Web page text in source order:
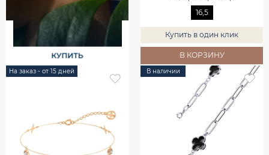
16,5
Купить в один клик
В КОРЗИНУ
На заказ - от 15 дней В наличии